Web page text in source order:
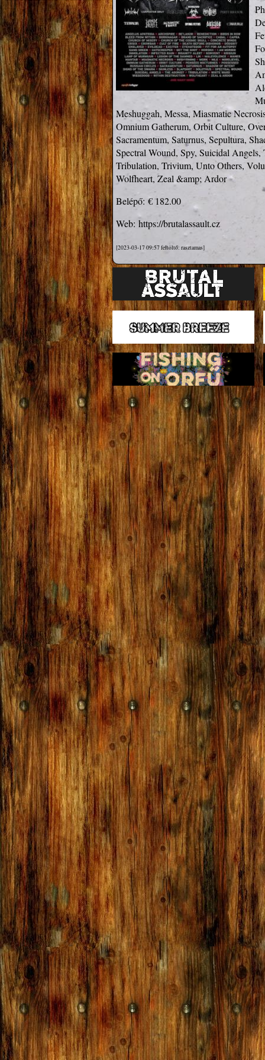
Meshuggah, Messa, Miasmatic
Omnium Gatherum, Orbit Culture,
Sacramentum, Saturnus, Sepultura,
Spectral Wound, Spy, Suicidal
Tribulation, Trivium, Unto Others,
Wolfheart, Zeal &amp; Ardor
Belépő: € 182.00
Web: https://brutalassault.cz
[2023-03-17 09:57 feltöltő: rasztamas]